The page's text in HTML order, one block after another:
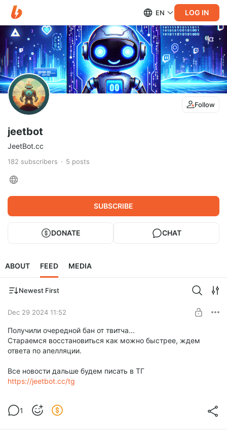
EN LOG IN
Follow
jeetbot
JeetBot.cc
182 subscribers 5 posts
SUBSCRIBE
DONATE CHAT
ABOUT FEED MEDIA
Newest First
Dec 29 2024 11:52
Получили очередной бан от твитча...
Стараемся восстановиться как можно быстрее, ждем
ответа по апелляции.
Все новости дальше будем писать в ТГ
https://jeetbot.cc/tg
1